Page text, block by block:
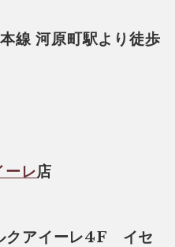
線 河原町駅より徒歩
ーレ店
クアイーレ4F イセ